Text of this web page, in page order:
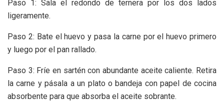
Paso 1: Sala el redondo de ternera por los dos lados
ligeramente.
Paso 2: Bate el huevo y pasa la carne por el huevo primero
y luego por el pan rallado.
Paso 3: Fríe en sartén con abundante aceite caliente. Retira
la carne y pásala a un plato o bandeja con papel de cocina
absorbente para que absorba el aceite sobrante.